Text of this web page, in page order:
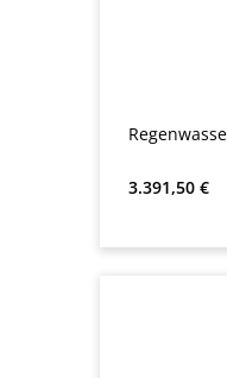
Regulärer
3.391,50 €